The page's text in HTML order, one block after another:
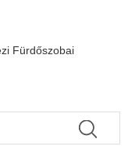
Fürdőszobai